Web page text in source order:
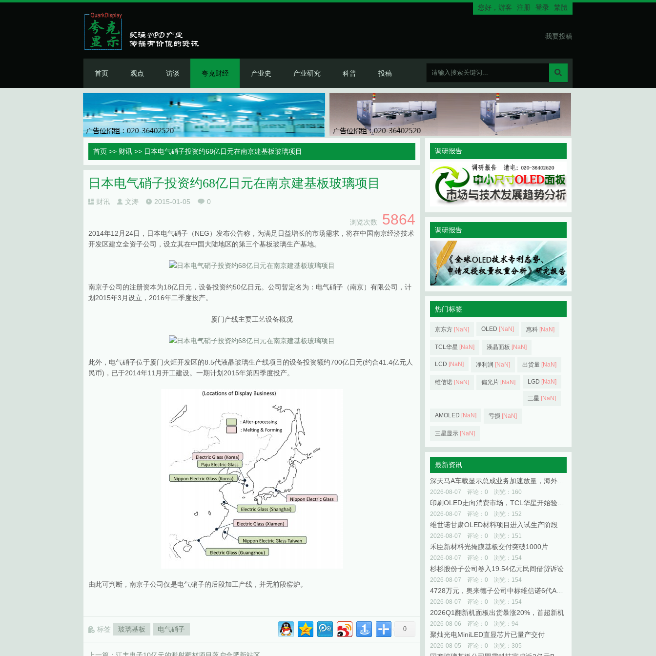
您好， 游客 注册 登录 繁體
我要投稿
首页 观点 访谈 夸克财经 产业史 产业研究 科普 投稿
首页 >> 财讯 >> 日本电气硝子投资约68亿日元在南京建基板玻璃项目
日本电气硝子投资约68亿日元在南京建基板玻璃项目
财讯 文涛 2015-01-05 0
浏览次数 5864
2014年12月24日，日本电气硝子（NEG）发布公告称，为满足日益增长的市场需求，将在中国南京经济技术
开发区建立全资子公司，设立其在中国大陆地区的第三个基板玻璃生产基地。
南京子公司的注册资本为18亿日元，设备投资约50亿日元。公司暂定名为：电气硝子（南京）有限公司，计
划2015年3月设立，2016年二季度投产。
厦门产线主要工艺设备概况
此外，电气硝子位于厦门火炬开发区的8.5代液晶玻璃生产线项目的设备投资额约700亿日元(约合41.4亿元人
民币)，已于2014年11月开工建设。一期计划2015年第四季度投产。
由此可判断，南京子公司仅是电气硝子的后段加工产线，并无前段窑炉。
标签 玻璃基板 电气硝子 0
调研报告
调研报告
热门标签
京东方 [NaN] OLED [NaN] 惠科 [NaN]
TCL华星 [NaN] 液晶面板 [NaN]
LCD [NaN] 净利润 [NaN] 出货量 [NaN]
维信诺 [NaN] 偏光片 [NaN] LGD [NaN]
三星 [NaN]
AMOLED [NaN] 亏损 [NaN]
三星显示 [NaN]
最新资讯
2026-08-07 评论：0 浏览：160
2026-08-07 评论：0 浏览：152
维世诺甘肃OLED材料项目进入试生产阶段
2026-08-07 评论：0 浏览：151
禾臣新材料光掩膜基板交付突破1000片
2026-08-07 评论：0 浏览：154
杉杉股份子公司卷入19.54亿元民间借贷诉讼
2026-08-07 评论：0 浏览：154
2026-08-07 评论：0 浏览：154
2026Q1翻新机面板出货暴涨20%，首超新机
2026-08-06 评论：0 浏览：94
聚灿光电MiniLED直显芯片已量产交付
2026-08-05 评论：0 浏览：305